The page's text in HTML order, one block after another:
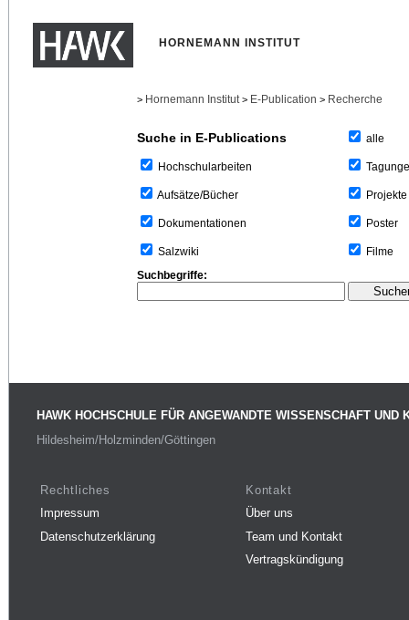
HORNEMANN INSTITUT
> Hornemann Institut > E-Publication > Recherche
Suche in E-Publications
Hochschularbeiten
Aufsätze/Bücher
Dokumentationen
Salzwiki
alle
Projekte
Poster
Filme
Suchbegriffe:
HAWK HOCHSCHULE FÜR ANGEWANDTE WISSENSCHAFT UND
Hildesheim/Holzminden/Göttingen
Rechtliches
Impressum
Datenschutzerklärung
Kontakt
Über uns
Team und Kontakt
Vertragskündigung